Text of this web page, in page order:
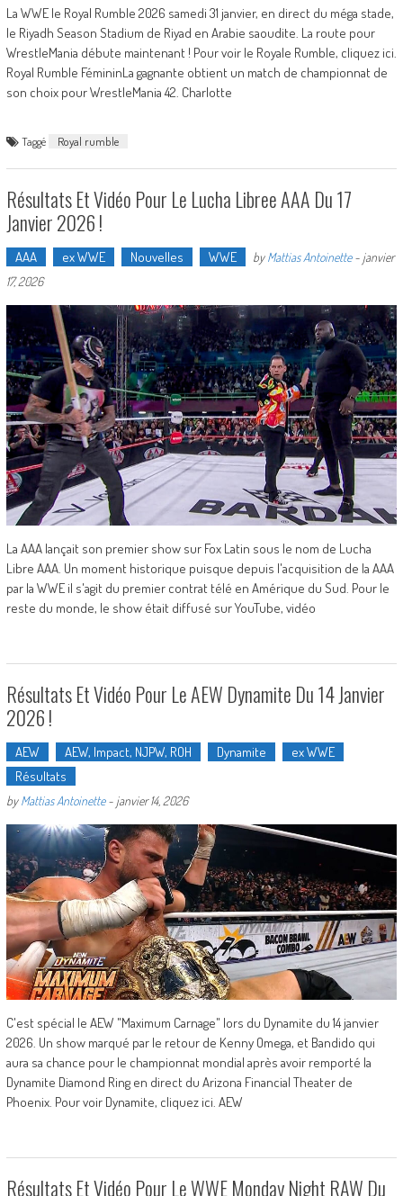
La WWE le Royal Rumble 2026 samedi 31 janvier, en direct du méga stade,
le Riyadh Season Stadium de Riyad en Arabie saoudite. La route pour
WrestleMania débute maintenant ! Pour voir le Royale Rumble, cliquez ici.
Royal Rumble FémininLa gagnante obtient un match de championnat de
son choix pour WrestleMania 42. Charlotte
Taggé Royal rumble
Résultats Et Vidéo Pour Le Lucha Libree AAA Du 17
Janvier 2026 !
AAA ex WWE Nouvelles WWE byMattias Antoinette- janvier
17, 2026
La AAA lançait son premier show sur Fox Latin sous le nom de Lucha
Libre AAA. Un moment historique puisque depuis l'acquisition de la AAA
par la WWE il s'agit du premier contrat télé en Amérique du Sud. Pour le
reste du monde, le show était diffusé sur YouTube, vidéo
Résultats Et Vidéo Pour Le AEW Dynamite Du 14 Janvier
2026 !
AEW AEW, Impact, NJPW, ROH Dynamite
ex WWE
Résultats
byMattias Antoinette- janvier 14, 2026
C'est spécial le AEW "Maximum Carnage" lors du Dynamite du 14 janvier
2026. Un show marqué par le retour de Kenny Omega, et Bandido qui
aura sa chance pour le championnat mondial après avoir remporté la
Dynamite Diamond Ring en direct du Arizona Financial Theater de
Phoenix. Pour voir Dynamite, cliquez ici. AEW
Résultats Et Vidéo Pour Le WWE Monday Night RAW Du